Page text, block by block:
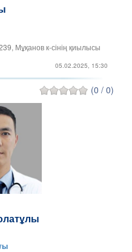
Мұқанов к-сінің қиылысы
05.02.2025, 15:30
(0 / 0)